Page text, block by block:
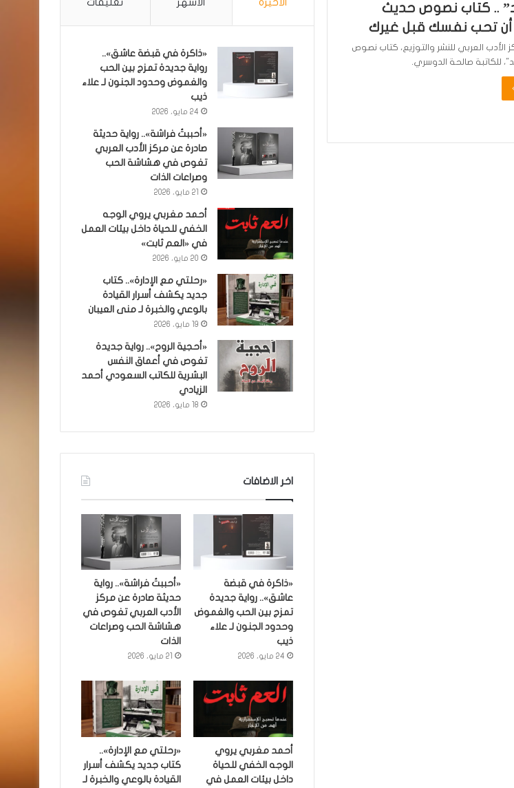
.. كتاب نصوص حديث
تحب نفسك قبل غيرك
الأدب العربي للنشر والتوزيع، كتاب نصوص
للكاتبة صالحة الدوسري.
«ذاكرة في قبضة عاشق»..
رواية جديدة تمزج بين الحب
والغموض وحدود الجنون لـ علاء
ذيب
24 مايو، 2026
«أحببتُ فراشة».. رواية حديثة
صادرة عن مركز الأدب العربي
تغوص في هشاشة الحب
وصراعات الذات
21 مايو، 2026
أحمد مغربي يروي الوجه
الخفي للحياة داخل بيئات العمل
في «العم ثابت»
20 مايو، 2026
«رحلتي مع الإدارة».. كتاب
جديد يكشف أسرار القيادة
بالوعي والخبرة لـ منى العيبان
19 مايو، 2026
«أحجية الروح».. رواية جديدة
تغوص في أعماق النفس
البشرية للكاتب السعودي أحمد
الزيادي
18 مايو، 2026
اخر الاضافات
«ذاكرة في قبضة
عاشق».. رواية جديدة
تمزج بين الحب والغموض
وحدود الجنون لـ علاء
ذيب
24 مايو، 2026
«أحببتُ فراشة».. رواية
حديثة صادرة عن مركز
الأدب العربي تغوص في
هشاشة الحب وصراعات
الذات
21 مايو، 2026
أحمد مغربي يروي
الوجه الخفي للحياة
داخل بيئات العمل في
«رحلتي مع الإدارة»..
كتاب جديد يكشف أسرار
القيادة بالوعي والخبرة لـ